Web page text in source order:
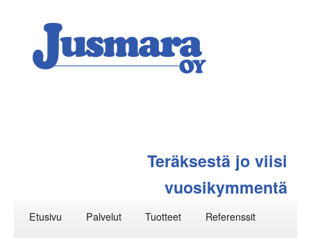
Teräksestä jo viisi
vuosikymmentä
Siirry
Etusivu Palvelut Tuotteet Referenssit